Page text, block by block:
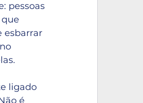
pessoas
esbarrar
ligado
é